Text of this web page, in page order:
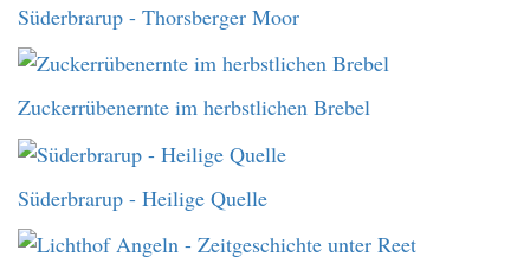
Süderbrarup - Thorsberger Moor
Zuckerrübenernte im herbstlichen Brebel
Süderbrarup - Heilige Quelle